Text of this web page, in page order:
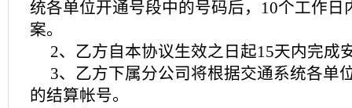
统各单位开通号段中的号码后，10个工作日
案。
2、乙方自本协议生效之日起15天内完成
3、乙方下属分公司将根据交通系统各单
的结算帐号。